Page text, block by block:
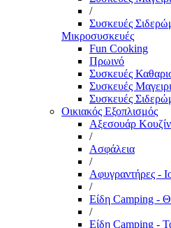
/
Συσκευές
Μικροσυσκευές
Fun Cooking
Πρωινό
Συσκευές
Συσκευές
Συσκευές
Οικιακός Εξοπλισμός
Αξεσουάρ
/
Ασφάλεια
/
Αφυγραντήρες -
/
Είδη Camping -
/
Είδη Camping -